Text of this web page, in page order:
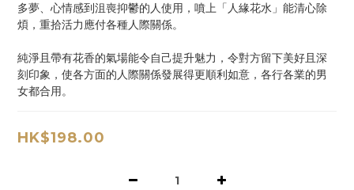
多夢、心情感到沮喪抑鬱的人使用，噴上「人緣花水」能清心除
煩，重拾活力應付各種人際關係。
純淨且帶有花香的氣場能令自己提升魅力，令對方留下美好且深
刻印象，使各方面的人際關係發展得更順利如意，各行各業的男
女都合用。
HK$198.00